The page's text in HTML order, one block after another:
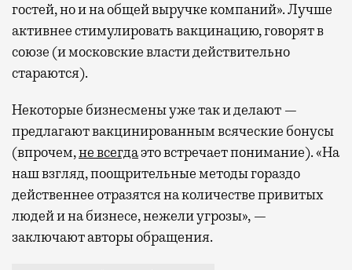
гостей, но и на общей выручке компаний». Лучше
активнее стимулировать вакцинацию, говорят в
союзе (и московские власти действительно
стараются).
Некоторые бизнесмены уже так и делают —
предлагают вакцинированным всяческие бонусы
(впрочем,не всегдаэто встречает понимание). «На
наш взгляд, поощрительные методы гораздо
действеннее отразятся на количестве привитых
людей и на бизнесе, нежели угрозы», —
заключают авторы обращения.